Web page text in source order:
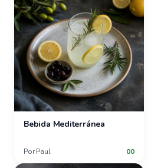
Bebida Mediterránea
Por Paul 00